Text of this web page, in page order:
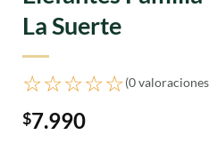
La Suerte
☆☆☆☆☆(0
$7.990